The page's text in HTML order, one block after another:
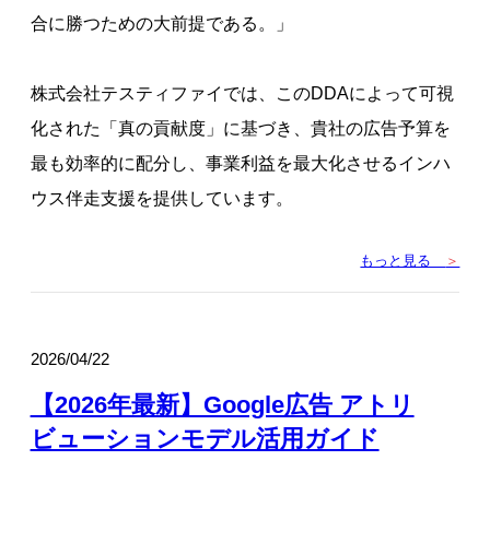
合に勝つための大前提である。」
株式会社テスティファイでは、このDDAによって可視
化された「真の貢献度」に基づき、貴社の広告予算を
最も効率的に配分し、事業利益を最大化させるインハ
ウス伴走支援を提供しています。
もっと見る ＞
2026/04/22
【2026年最新】Google広告 アトリ
ビューションモデル活用ガイド